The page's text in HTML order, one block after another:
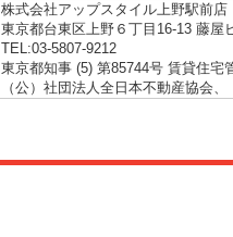
株式会社アップスタイル上野駅前店
東京都台東区上野６丁目16-13 藤屋
TEL:03-5807-9212
東京都知事 (5) 第85744号 賃貸住
（公）社団法人全日本不動産協会